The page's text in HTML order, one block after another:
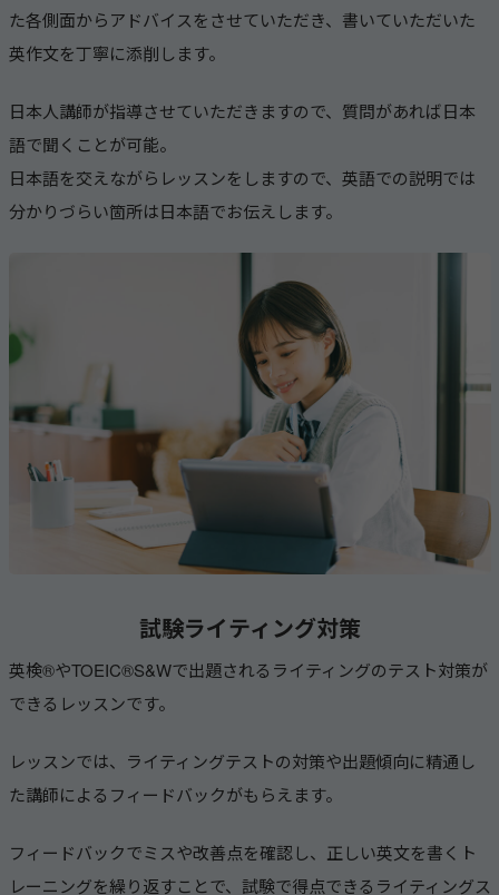
た各側面からアドバイスをさせていただき、書いていただいた
英作文を丁寧に添削します。
日本人講師が指導させていただきますので、質問があれば日本
語で聞くことが可能。
日本語を交えながらレッスンをしますので、英語での説明では
分かりづらい箇所は日本語でお伝えします。
試験ライティング対策
英検®やTOEIC®S&Wで出題されるライティングのテスト対策が
できるレッスンです。
レッスンでは、ライティングテストの対策や出題傾向に精通し
た講師によるフィードバックがもらえます。
フィードバックでミスや改善点を確認し、正しい英文を書くト
レーニングを繰り返すことで、試験で得点できるライティングス